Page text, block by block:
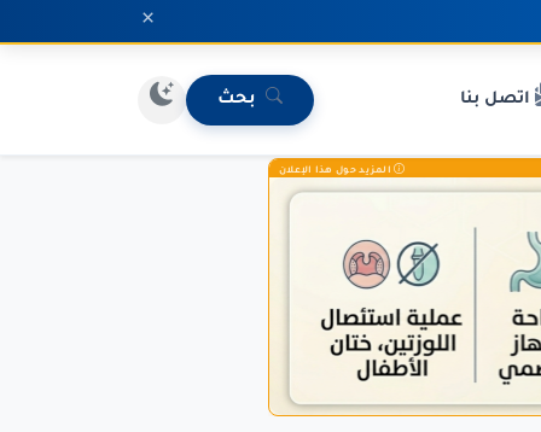
×
اتصل بنا بحث
المزيد حول هذا الإعلان